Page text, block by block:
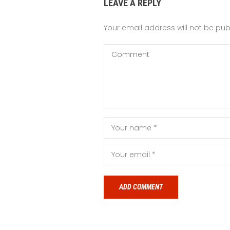
LEAVE A REPLY
Your email address will not be